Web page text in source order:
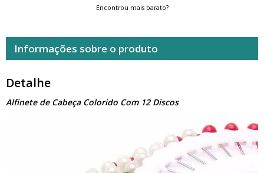
Encontrou mais barato?
Informações sobre o produto
Detalhe
Alfinete de Cabeça Colorido Com 12 Discos